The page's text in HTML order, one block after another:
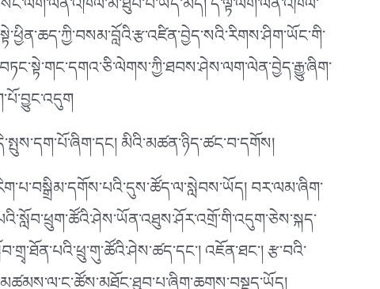
མིའི་མཚན་ཉིད་ཚང་བ་དགོས།
བར་ལམ་ཞིག་
འཇོན་ཐང༌། རྩ་བའི་